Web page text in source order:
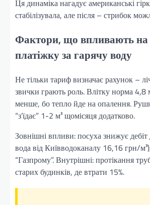
Ця динаміка нагадує американські
стабілізувала, але після – стрибок
Фактори, що впливають
платіжку за гарячу воду
Не тільки тариф визначає рахунок –
звички грають роль. Влітку норма 4,8
менше, бо тепло йде на опалення.
“з’їдає” 1-2 м³ щомісяця додатково.
Зовнішні впливи: посуха знижує
вода від Київводоканалу 16,16 грн/
“Газпрому”. Внутрішні: протікання
старих будинків, де втрати 15%.